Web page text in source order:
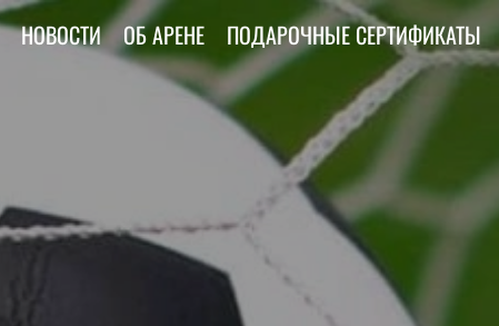
НОВОСТИ ОБ АРЕНЕ ПОДАРОЧНЫЕ СЕРТИФИКАТЫ